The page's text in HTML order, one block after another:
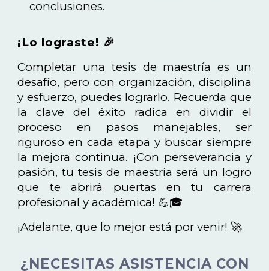
conclusiones.
¡Lo lograste! 🎉
Completar una tesis de maestría es un
desafío, pero con organización, disciplina
y esfuerzo, puedes lograrlo. Recuerda que
la clave del éxito radica en dividir el
proceso en pasos manejables, ser
riguroso en cada etapa y buscar siempre
la mejora continua. ¡Con perseverancia y
pasión, tu tesis de maestría será un logro
que te abrirá puertas en tu carrera
profesional y académica! 💪🎓
¡Adelante, que lo mejor está por venir! 🚀
¿NECESITAS ASISTENCIA CON